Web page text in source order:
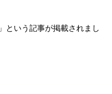
」という記事が掲載されまし